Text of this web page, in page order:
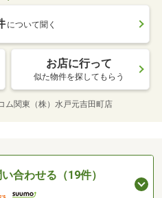
について聞く
お店に行って
似た物件を探してもらう
ム関東（株）水戸元吉田町店
合わせる（19件）